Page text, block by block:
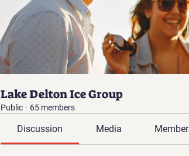
Lake Delton Ice Group
Public · 65 members
Discussion Media